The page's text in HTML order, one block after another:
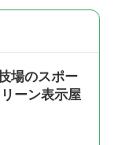
場のスポー
ーン表示屋